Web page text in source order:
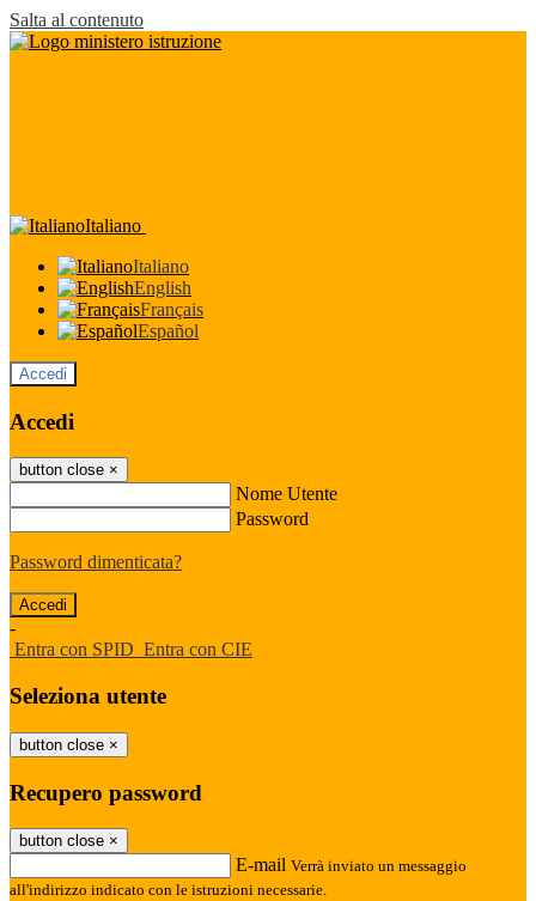
Salta al contenuto
Italiano
Italiano
English
Français
Español
Accedi
Accedi
button close ×
Nome Utente
Password
Password dimenticata?
-
Entra con SPID Entra con CIE
Seleziona utente
button close ×
Recupero password
button close ×
E-mail Verrà inviato un messaggio
all'indirizzo indicato con le istruzioni necessarie.